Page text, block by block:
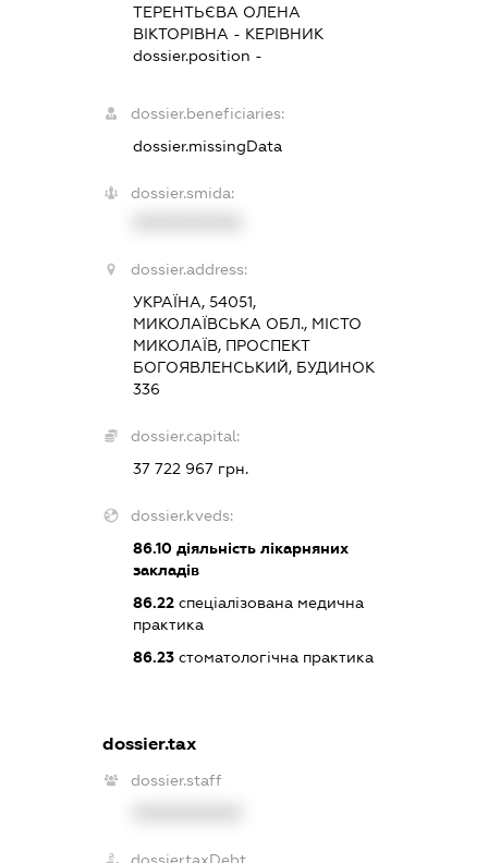
ТЕРЕНТЬЄВА ОЛЕНА
ВІКТОРІВНА - КЕРІВНИК
dossier.position -
dossier.beneficiaries:
dossier.missingData
dossier.smida:
dossier.address:
УКРАЇНА, 54051,
МИКОЛАЇВСЬКА ОБЛ., МІСТО
МИКОЛАЇВ, ПРОСПЕКТ
БОГОЯВЛЕНСЬКИЙ, БУДИНОК
336
dossier.capital:
37 722 967 грн.
dossier.kveds:
86.10діяльність лікарняних
закладів
86.22спеціалізована медична
практика
86.23стоматологічна практика
dossier.tax
dossier.staff